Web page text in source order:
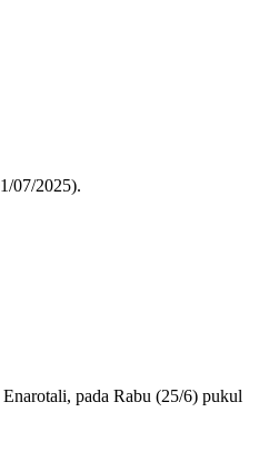
07/2025).
pada Rabu (25/6) pukul